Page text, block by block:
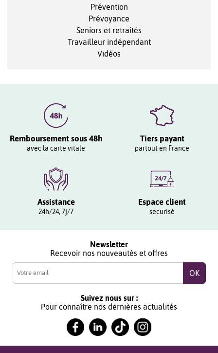
Prévention
Prévoyance
Seniors et retraités
Travailleur indépendant
Vidéos
Remboursement sous 48h
avec la carte vitale
Tiers payant
partout en France
Assistance
24h/24, 7j/7
Espace client
sécurisé
Newsletter
Recevoir nos nouveautés et offres
Suivez nous sur :
Pour connaître nos dernières actualités